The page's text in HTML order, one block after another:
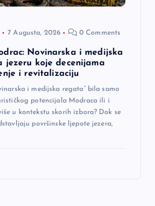
7 Augusta, 2026 0 Comments
Novinarska i medijska
jezeru koje decenijama
i revitalizaciju
i medijska regata“ bila samo
potencijala Modraca ili i
u kontekstu skorih izbora? Dok se
površinske ljepote jezera,